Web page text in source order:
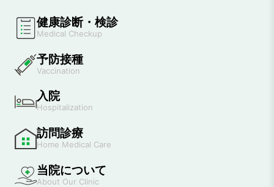
健康診断・検診
Medical Checkup
予防接種
Vaccination
入院
Hospitalization
訪問診療
Home Medical Care
当院について
About Our Clinic